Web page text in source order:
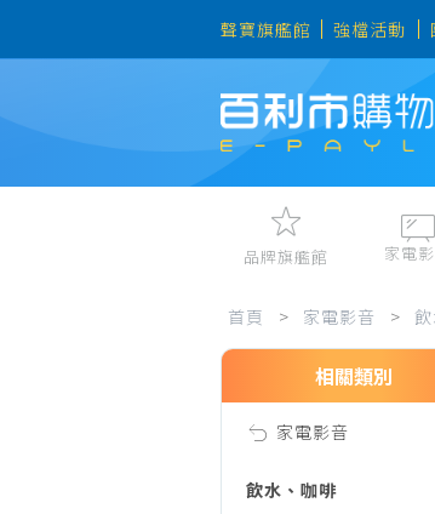
聲寶旗艦館 強檔活動
品牌旗艦館 家電
電冰箱、冷凍
清淨機、除濕
首頁 > 家電影音 >
相關類別
家電影音
飲水、咖啡